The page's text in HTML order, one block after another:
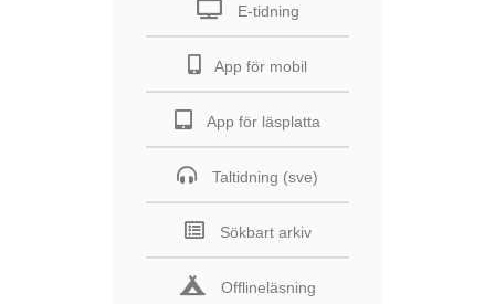
E-tidning
App för mobil
App för läsplatta
Taltidning (sve)
Sökbart arkiv
Offlineläsning